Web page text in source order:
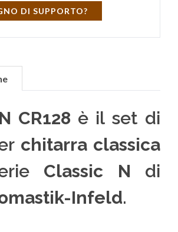
DI SUPPORTO?
CR128 è il set di
chitarra classica
Classic N di
Infeld.